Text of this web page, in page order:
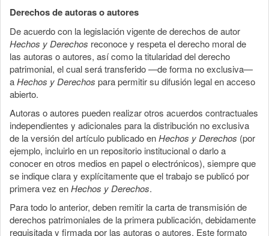
Derechos de autoras o autores
De acuerdo con la legislación vigente de derechos de autor
Hechos y Derechos reconoce y respeta el derecho moral de
las autoras o autores, así como la titularidad del derecho
patrimonial, el cual será transferido —de forma no exclusiva—
aHechos y Derechos para permitir su difusión legal en acceso
abierto.
Autoras o autores pueden realizar otros acuerdos contractuales
independientes y adicionales para la distribución no exclusiva
de la versión del artículo publicado enHechos y Derechos (por
ejemplo, incluirlo en un repositorio institucional o darlo a
conocer en otros medios en papel o electrónicos), siempre que
se indique clara y explícitamente que el trabajo se publicó por
primera vez enHechos y Derechos.
Para todo lo anterior, deben remitir la carta de transmisión de
derechos patrimoniales de la primera publicación, debidamente
requisitada y firmada por las autoras o autores. Este formato